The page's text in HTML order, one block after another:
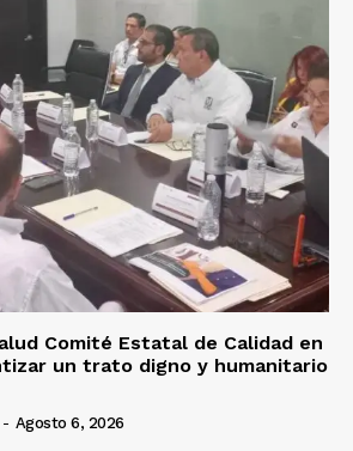
Comité Estatal de Calidad en
un trato digno y humanitario
- Agosto 6, 2026